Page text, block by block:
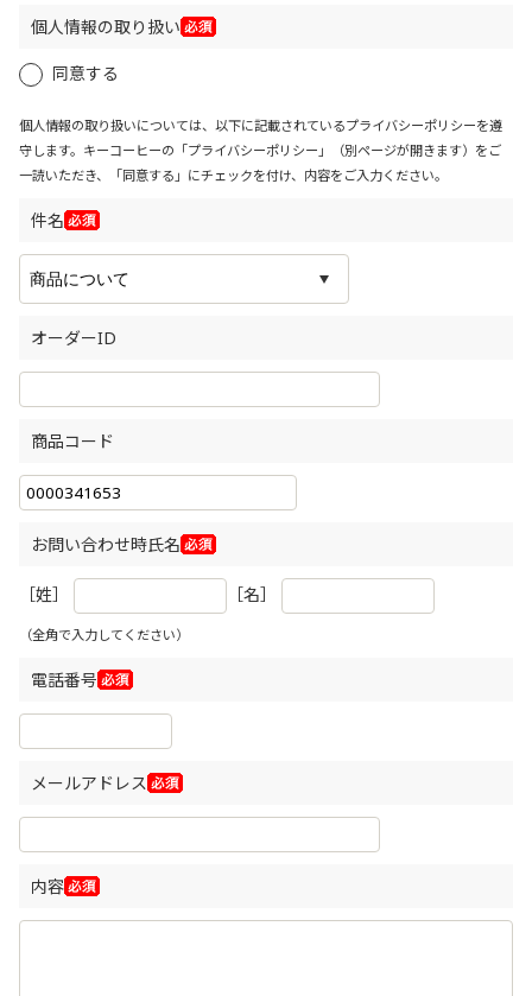
個人情報の取り扱い
同意する
個人情報の取り扱いについては、以下に記載されているプライバシーポリシーを遵
守します。キーコーヒーの「プライバシーポリシー 」（別ページが開きます）をご
一読いただき、「同意する」にチェックを付け、内容をご入力ください。
件名
オーダーID
商品コード
お問い合わせ時氏名
［姓］ ［名］
（全角で入力してください）
電話番号
メールアドレス
内容